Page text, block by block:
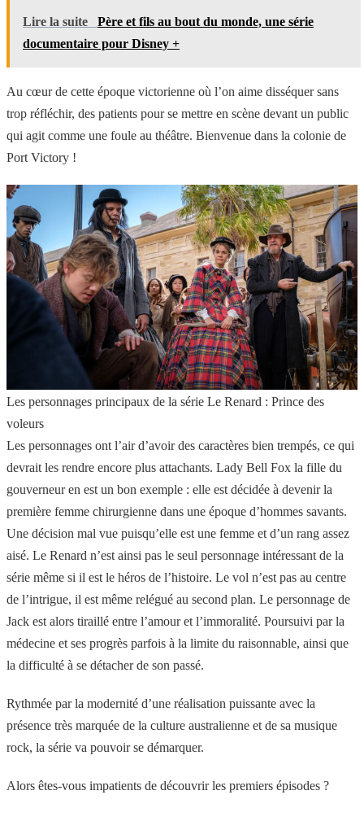
Lire la suite
Père et fils au bout du monde, une série
documentaire pour Disney +
Au cœur de cette époque victorienne où l’on aime disséquer sans
trop réfléchir, des patients pour se mettre en scène devant un public
qui agit comme une foule au théâtre. Bienvenue dans la colonie de
Port Victory !
Les personnages principaux de la série Le Renard : Prince des
voleurs
Les personnages ont l’air d’avoir des caractères bien trempés, ce qui
devrait les rendre encore plus attachants. Lady Bell Fox la fille du
gouverneur en est un bon exemple : elle est décidée à devenir la
première femme chirurgienne dans une époque d’hommes savants.
Une décision mal vue puisqu’elle est une femme et d’un rang assez
aisé. Le Renard n’est ainsi pas le seul personnage intéressant de la
série même si il est le héros de l’histoire. Le vol n’est pas au centre
de l’intrigue, il est même relégué au second plan. Le personnage de
Jack est alors tiraillé entre l’amour et l’immoralité. Poursuivi par la
médecine et ses progrès parfois à la limite du raisonnable, ainsi que
la difficulté à se détacher de son passé.
Rythmée par la modernité d’une réalisation puissante avec la
présence très marquée de la culture australienne et de sa musique
rock, la série va pouvoir se démarquer.
Alors êtes-vous impatients de découvrir les premiers épisodes ?